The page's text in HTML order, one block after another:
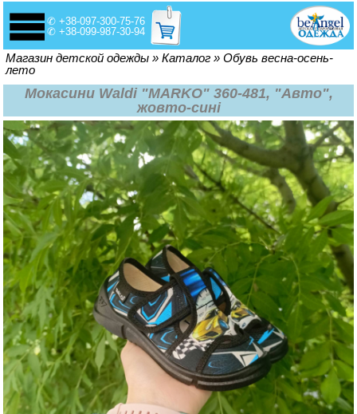
✆ +38-097-300-75-76
✆ +38-099-987-30-94
Вы здесь
Магазин детской одежды » Каталог » Обувь весна-осень-
лето
Мокасини Waldi "MARKO" 360-481, "Авто",
жовто-сині